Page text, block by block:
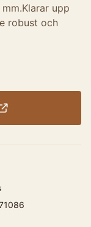
upp
robust och